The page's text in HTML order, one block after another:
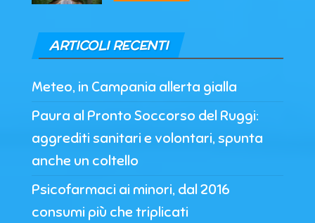
ARTICOLI RECENTI
Meteo, in Campania allerta gialla
Paura al Pronto Soccorso del Ruggi:
aggrediti sanitari e volontari, spunta
anche un coltello
Psicofarmaci ai minori, dal 2016
consumi più che triplicati